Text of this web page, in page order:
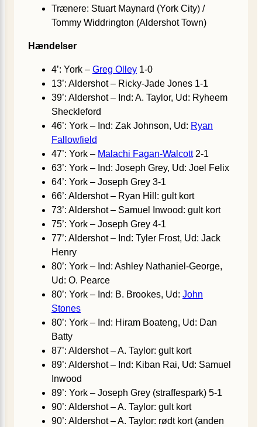
Trænere: Stuart Maynard (York City) /
Tommy Widdrington (Aldershot Town)
Hændelser
4’: York – Greg Olley 1-0
13’: Aldershot – Ricky-Jade Jones 1-1
39’: Aldershot – Ind: A. Taylor, Ud: Ryheem
Sheckleford
46’: York – Ind: Zak Johnson, Ud: Ryan
Fallowfield
47’: York – Malachi Fagan-Walcott2-1
63’: York – Ind: Joseph Grey, Ud: Joel Felix
64’: York – Joseph Grey 3-1
66’: Aldershot – Ryan Hill: gult kort
73’: Aldershot – Samuel Inwood: gult kort
75’: York – Joseph Grey 4-1
77’: Aldershot – Ind: Tyler Frost, Ud: Jack
Henry
80’: York – Ind: Ashley Nathaniel-George,
Ud: O. Pearce
80’: York – Ind: B. Brookes, Ud: John
Stones
80’: York – Ind: Hiram Boateng, Ud: Dan
Batty
87’: Aldershot – A. Taylor: gult kort
89’: Aldershot – Ind: Kiban Rai, Ud: Samuel
Inwood
89’: York – Joseph Grey (straffespark) 5-1
90’: Aldershot – A. Taylor: gult kort
90’: Aldershot – A. Taylor: rødt kort (anden